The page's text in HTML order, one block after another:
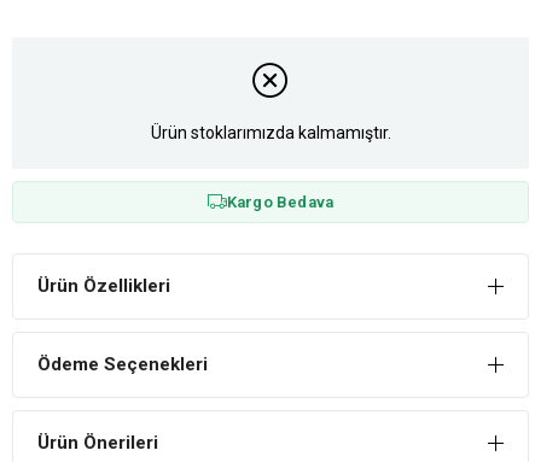
Ürün stoklarımızda kalmamıştır.
Kargo Bedava
Ürün Özellikleri
Ödeme Seçenekleri
Ürün Önerileri